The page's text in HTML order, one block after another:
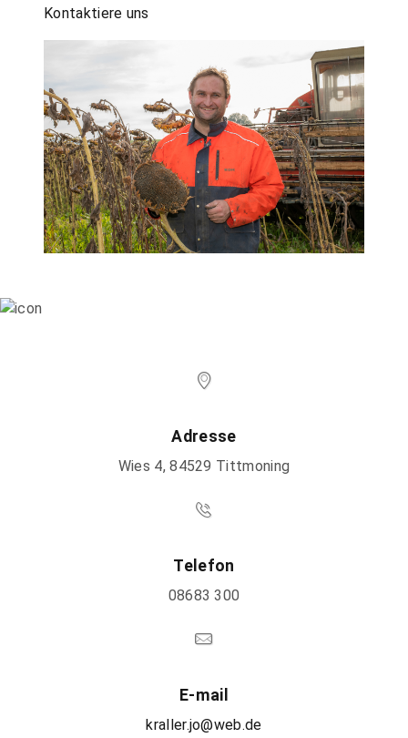
Kontaktiere uns
Adresse
Wies 4, 84529 Tittmoning
Telefon
08683 300
E-mail
kraller.jo@web.de